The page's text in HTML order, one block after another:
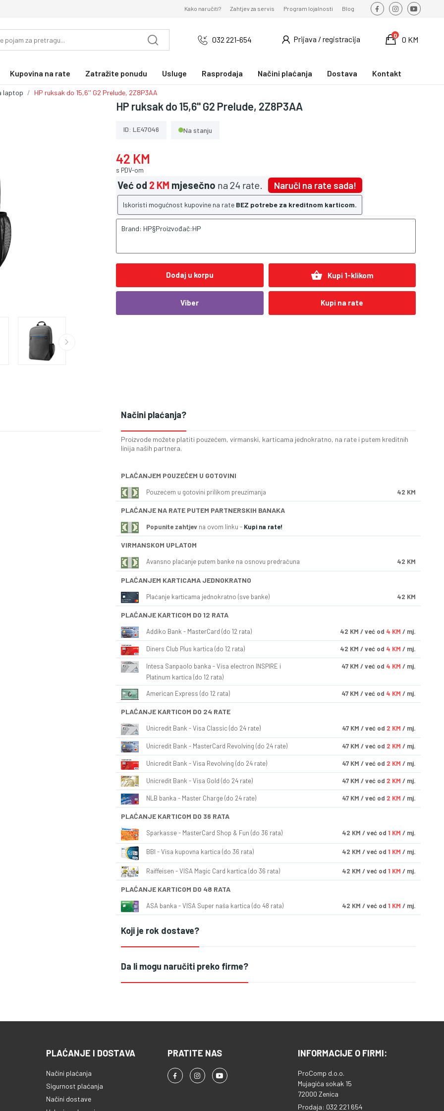
Kako naručiti? Zahtjev za servis Program lojalnosti Blog
032 221-654 Prijava / registracija 0 KM
0
Kupovina na rate Zatražite ponudu Usluge Rasprodaja Načini plaćanja Dostava Kontakt
laptop HP ruksak do 15,6'' G2 Prelude, 2Z8P3AA
HP ruksak do 15,6'' G2 Prelude, 2Z8P3AA
ID: LE47046 Na stanju
42 KM
s PDV-om
Već od 2 KM mjesečno na 24 rate. Naruči na rate sada!
Iskoristi mogućnost kupovine na rate BEZ potrebe za kreditnom karticom.
Brand: HP§Proizvođač:HP
Dodaj u korpu shopping_basket Kupi 1-klikom
Viber Kupi na rate
Načini plaćanja?
Proizvode možete platiti pouzećem, virmanski, karticama jednokratno, na rate i putem kreditnih
linija naših partnera.
PLAĆANJEM POUZEĆEM U GOTOVINI
Pouzećem u gotovini prilikom preuzimanja 42 KM
PLAĆANJE NA RATE PUTEM PARTNERSKIH BANAKA
Popunite zahtjev na ovom linku - Kupi na rate!
VIRMANSKOM UPLATOM
Avansno plaćanje putem banke na osnovu predračuna 42 KM
PLAĆANJEM KARTICAMA JEDNOKRATNO
Plaćanje karticama jednokratno (sve banke) 42 KM
PLAĆANJE KARTICOM DO 12 RATA
Addiko Bank - MasterCard (do 12 rata) 42 KM / već od 4 KM / mj.
Diners Club Plus kartica (do 12 rata) 42 KM / već od 4 KM / mj.
Intesa Sanpaolo banka - Visa electron INSPIRE i
Platinum kartica (do 12 rata)
47 KM / već od 4 KM / mj.
American Express (do 12 rata) 47 KM / već od 4 KM / mj.
PLAĆANJE KARTICOM DO 24 RATE
Unicredit Bank - Visa Classic (do 24 rate) 47 KM / već od 2 KM / mj.
Unicredit Bank - MasterCard Revolving (do 24 rate) 47 KM / već od 2 KM / mj.
Unicredit Bank - Visa Revolving (do 24 rate) 47 KM / već od 2 KM / mj.
Unicredit Bank - Visa Gold (do 24 rate) 47 KM / već od 2 KM / mj.
NLB banka - Master Charge (do 24 rate) 47 KM / već od 2 KM / mj.
PLAĆANJE KARTICOM DO 36 RATA
Sparkasse - MasterCard Shop & Fun (do 36 rata) 42 KM / već od 1 KM / mj.
BBI - Visa kupovna kartica (do 36 rata) 42 KM / već od 1 KM / mj.
Raiffeisen - VISA Magic Card kartica (do 36 rata) 42 KM / već od 1 KM / mj.
PLAĆANJE KARTICOM DO 48 RATA
ASA banka - VISA Super naša kartica (do 48 rata) 42 KM / već od 1 KM / mj.
Koji je rok dostave?
Da li mogu naručiti preko firme?
PLAĆANJE I DOSTAVA
Načini plaćanja
Sigurnost plaćanja
Načini dostave
PRATITE NAS INFORMACIJE O FIRMI:
ProComp d.o.o.
Mujagića sokak 15
72000 Zenica
Prodaja: 032 221 654